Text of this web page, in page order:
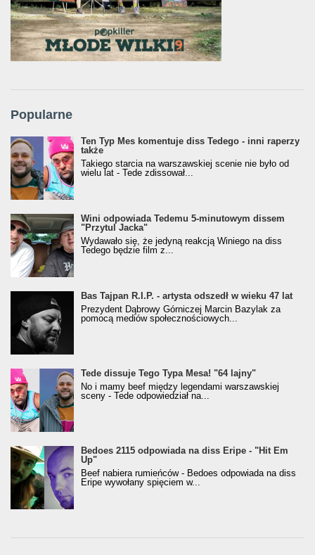
Popularne
Ten Typ Mes komentuje diss Tedego - inni raperzy
także
Takiego starcia na warszawskiej scenie nie było od
wielu lat - Tede zdissował...
Wini odpowiada Tedemu 5-minutowym dissem
"Przytul Jacka"
Wydawało się, że jedyną reakcją Winiego na diss
Tedego będzie film z...
Bas Tajpan R.I.P. - artysta odszedł w wieku 47 lat
Prezydent Dąbrowy Górniczej Marcin Bazylak za
pomocą mediów społecznościowych...
Tede dissuje Tego Typa Mesa! "64 lajny"
No i mamy beef między legendami warszawskiej
sceny - Tede odpowiedział na...
Bedoes 2115 odpowiada na diss Eripe - "Hit Em
Up"
Beef nabiera rumieńców - Bedoes odpowiada na diss
Eripe wywołany spięciem w...